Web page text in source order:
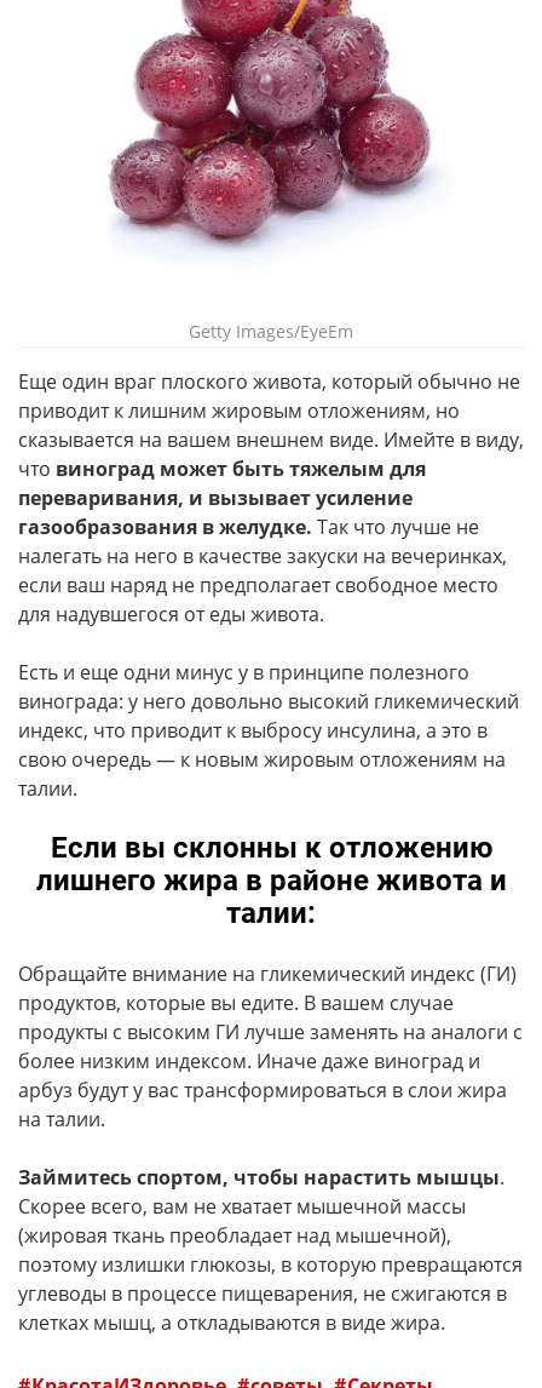
Getty Images/EyeEm
Еще один враг плоского живота, который обычно не
приводит к лишним жировым отложениям, но
сказывается на вашем внешнем виде. Имейте в виду,
что виноград может быть тяжелым для
переваривания, и вызывает усиление
газообразования в желудке. Так что лучше не
налегать на него в качестве закуски на вечеринках,
если ваш наряд не предполагает свободное место
для надувшегося от еды живота.
Есть и еще одни минус у в принципе полезного
винограда: у него довольно высокий гликемический
индекс, что приводит к выбросу инсулина, а это в
свою очередь — к новым жировым отложениям на
талии.
Если вы склонны к отложению
лишнего жира в районе живота и
талии:
Обращайте внимание на гликемический индекс (ГИ)
продуктов, которые вы едите. В вашем случае
продукты с высоким ГИ лучше заменять на аналоги с
более низким индексом. Иначе даже виноград и
арбуз будут у вас трансформироваться в слои жира
на талии.
Займитесь спортом, чтобы нарастить мышцы.
Скорее всего, вам не хватает мышечной массы
(жировая ткань преобладает над мышечной),
поэтому излишки глюкозы, в которую превращаются
углеводы в процессе пищеварения, не сжигаются в
клетках мышц, а откладываются в виде жира.